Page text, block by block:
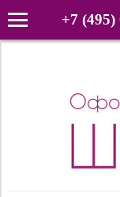
+7 (495)